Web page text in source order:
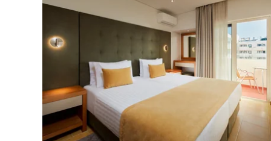
Descobrir